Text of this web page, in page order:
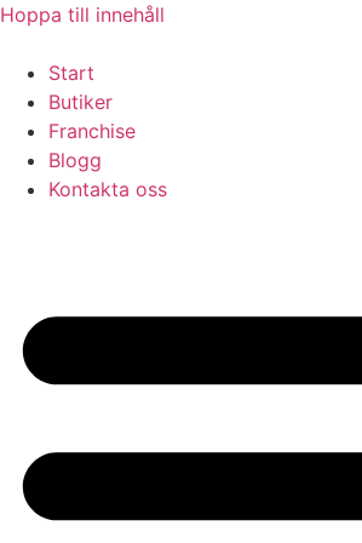
Hoppa till innehåll
Start
Butiker
Franchise
Blogg
Kontakta oss